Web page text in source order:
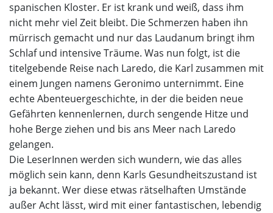
spanischen Kloster. Er ist krank und weiß, dass ihm
nicht mehr viel Zeit bleibt. Die Schmerzen haben ihn
mürrisch gemacht und nur das Laudanum bringt ihm
Schlaf und intensive Träume. Was nun folgt, ist die
titelgebende Reise nach Laredo, die Karl zusammen mit
einem Jungen namens Geronimo unternimmt. Eine
echte Abenteuergeschichte, in der die beiden neue
Gefährten kennenlernen, durch sengende Hitze und
hohe Berge ziehen und bis ans Meer nach Laredo
gelangen.
Die LeserInnen werden sich wundern, wie das alles
möglich sein kann, denn Karls Gesundheitszustand ist
ja bekannt. Wer diese etwas rätselhaften Umstände
außer Acht lässt, wird mit einer fantastischen, lebendig